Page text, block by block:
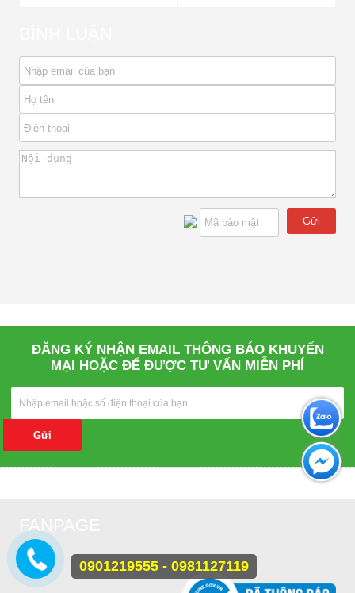
Gửi
ĐĂNG KÝ NHẬN EMAIL THÔNG BÁO KHUYẾN
MẠI HOẶC ĐỂ ĐƯỢC TƯ VẤN MIỄN PHÍ
Gửi
FANPAGE
0901219555 - 0981127119